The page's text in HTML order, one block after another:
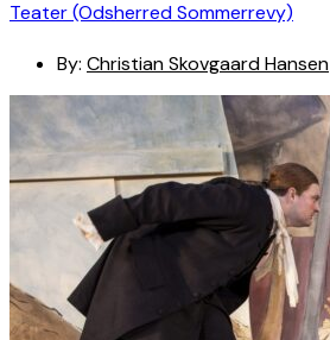
Teater (Odsherred Sommerrevy)
By: Christian Skovgaard Hansen